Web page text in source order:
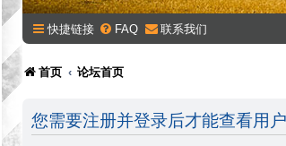
快捷链接 FAQ 联系我们
首页 论坛首页
您需要注册并登录后才能查看用户